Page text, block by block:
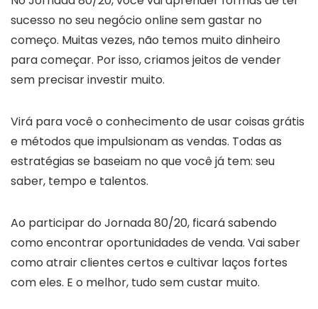
sucesso no seu negócio online sem gastar no
começo. Muitas vezes, não temos muito dinheiro
para começar. Por isso, criamos jeitos de vender
sem precisar investir muito.
Virá para você o conhecimento de usar coisas grátis
e métodos que impulsionam as vendas. Todas as
estratégias se baseiam no que você já tem: seu
saber, tempo e talentos.
Ao participar do Jornada 80/20, ficará sabendo
como encontrar oportunidades de venda. Vai saber
como atrair clientes certos e cultivar laços fortes
com eles. E o melhor, tudo sem custar muito.